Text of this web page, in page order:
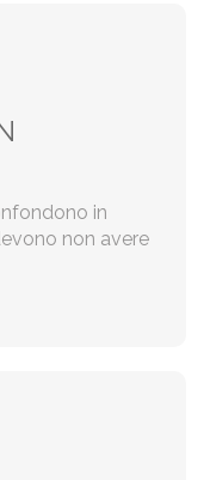
in
non avere